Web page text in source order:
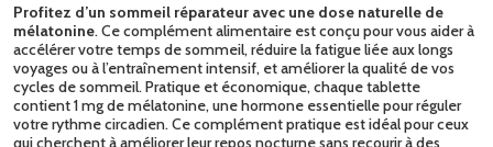
Profitez d’un sommeil réparateur avec une dose naturelle de
mélatonine. Ce complément alimentaire est conçu pour vous aider à
accélérer votre temps de sommeil, réduire la fatigue liée aux longs
voyages ou à l’entraînement intensif, et améliorer la qualité de vos
cycles de sommeil. Pratique et économique, chaque tablette
contient 1 mg de mélatonine, une hormone essentielle pour réguler
votre rythme circadien. Ce complément pratique est idéal pour ceux
qui cherchent à améliorer leur repos nocturne sans recourir à des